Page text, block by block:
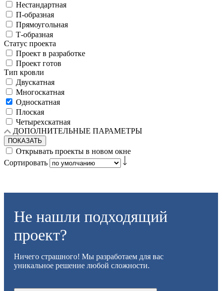
Нестандартная
П-образная
Прямоугольная
Т-образная
Статус проекта
Проект в разработке
Проект готов
Тип кровли
Двускатная
Многоскатная
Односкатная
Плоская
Четырехскатная
ДОПОЛНИТЕЛЬНЫЕ ПАРАМЕТРЫ
ПОКАЗАТЬ
Открывать проекты в новом окне
Сортировать
Не нашли подходящий
проект?
Ничего страшного! Мы разработаем для вас
уникальное решение любой сложности.